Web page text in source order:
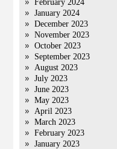
February 2024
January 2024
December 2023
November 2023
October 2023
September 2023
August 2023
July 2023
June 2023
May 2023
April 2023
March 2023
February 2023
January 2023